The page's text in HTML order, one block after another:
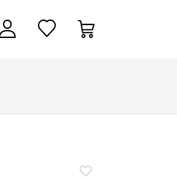
favorite_border